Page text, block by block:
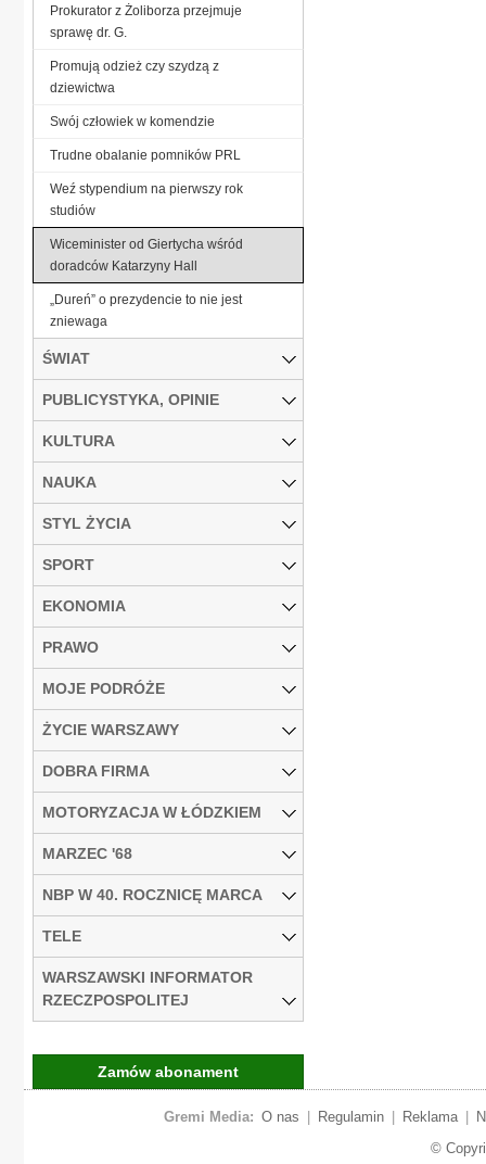
Prokurator z Żoliborza przejmuje
sprawę dr. G.
Promują odzież czy szydzą z
dziewictwa
Swój człowiek w komendzie
Trudne obalanie pomników PRL
Weź stypendium na pierwszy rok
studiów
Wiceminister od Giertycha wśród
doradców Katarzyny Hall
„Dureń” o prezydencie to nie jest
zniewaga
ŚWIAT
PUBLICYSTYKA, OPINIE
KULTURA
NAUKA
STYL ŻYCIA
SPORT
EKONOMIA
PRAWO
MOJE PODRÓŻE
ŻYCIE WARSZAWY
DOBRA FIRMA
MOTORYZACJA W ŁÓDZKIEM
MARZEC '68
NBP W 40. ROCZNICĘ MARCA
TELE
WARSZAWSKI INFORMATOR
RZECZPOSPOLITEJ
Zamów abonament
Gremi Media: O nas Regulamin Reklama
©